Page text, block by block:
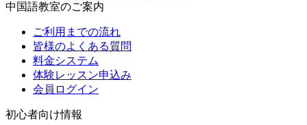
中国語教室のご案内
ご利用までの流れ
皆様のよくある質問
料金システム
体験レッスン申込み
会員ログイン
初心者向け情報